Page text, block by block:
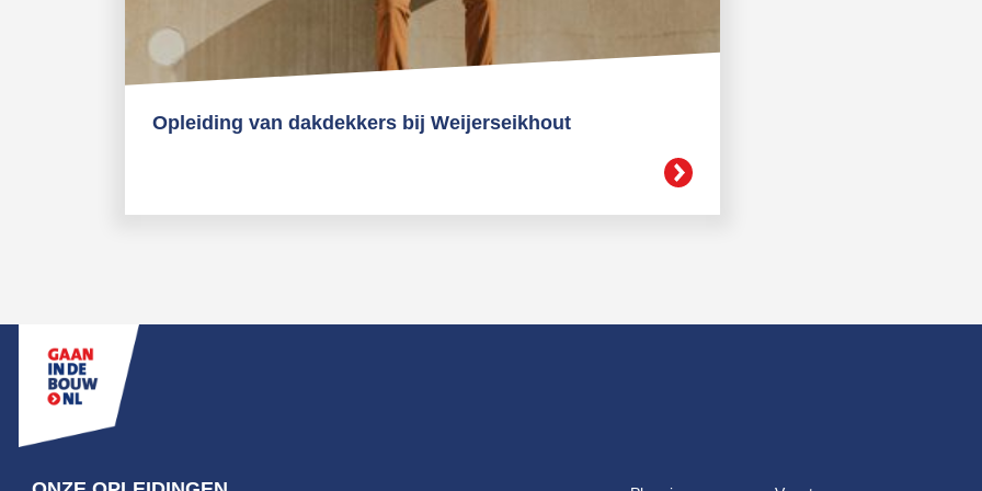
Opleiding van dakdekkers bij Weijerseikhout